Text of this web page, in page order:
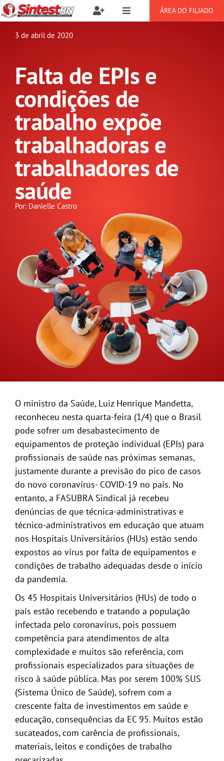
Ir
para
Toggle
Buscar
resultados
Filie-se
Benefícios
Setor jurídico
Toggle
SOBRE
NOTÍCIAS
PUBLICAÇÕES
CONGRESSOS
GREVE
DOCUMENTOS
ÁREA DO FILIADO
3 de abril de 2020
Falta de EPIs e
condições de
trabalho expõe
trabalhadoras e
trabalhadores de
saúde
Por: Danielle Castro
O ministro da Saúde, Luiz Henrique Mandetta,
reconheceu nesta quarta-feira (1/4) que o Brasil
pode sofrer um desabastecimento de
equipamentos de proteção individual (EPIs) para
profissionais de saúde nas próximas semanas,
justamente durante a previsão do pico de casos
do novo coronavírus- COVID-19 no país. No
entanto, a FASUBRA Sindical já recebeu
denúncias de que técnica-administrativas e
técnico-administrativos em educação que atuam
nos Hospitais Universitários (HUs) estão sendo
expostos ao vírus por falta de equipamentos e
condições de trabalho adequadas desde o início
da pandemia.
Os 45 Hospitais Universitários (HUs) de todo o
país estão recebendo e tratando a população
infectada pelo coronavírus, pois possuem
competência para atendimentos de alta
complexidade e muitos são referência, com
profissionais especializados para situações de
risco à saúde pública. Mas por serem 100% SUS
(Sistema Único de Saúde), sofrem com a
crescente falta de investimentos em saúde e
educação, consequências da EC 95. Muitos estão
sucateados, com carência de profissionais,
materiais, leitos e condições de trabalho